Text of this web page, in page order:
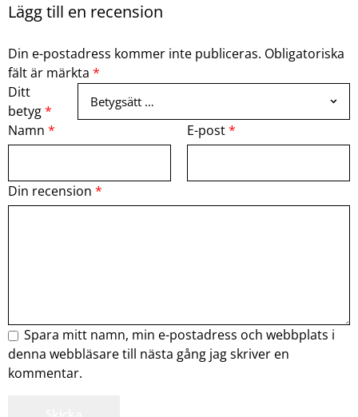
Lägg till en recension
Din e-postadress kommer inte publiceras. Obligatoriska
fält är märkta *
Ditt
betyg*
Din recension *
Namn * E-post*
Spara mitt namn, min e-postadress och webbplats i
denna webbläsare till nästa gång jag skriver en
kommentar.